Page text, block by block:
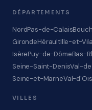
DÉPARTEMENTS
NordPas-de-Calais
GirondeHéraultIlle-et-
IsèrePuy-de-DômeBas-
Seine-Saint-DenisVal-
Seine-et-MarneVal-
VILLES